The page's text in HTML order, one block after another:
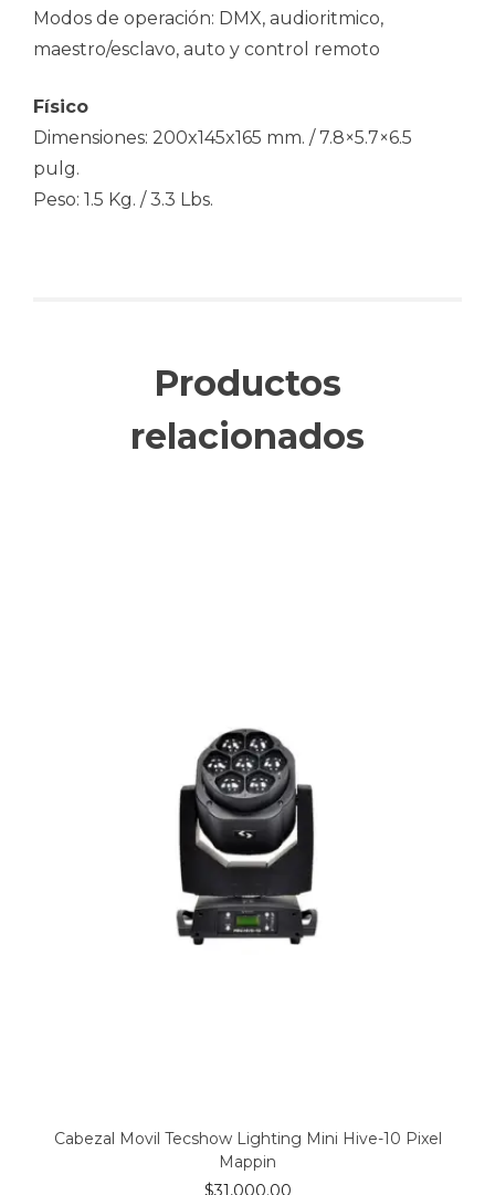
Modos de operación: DMX, audioritmico,
maestro/esclavo, auto y control remoto
Físico
Dimensiones: 200x145x165 mm. / 7.8×5.7×6.5
pulg.
Peso: 1.5 Kg. / 3.3 Lbs.
Productos
relacionados
Cabezal Movil Tecshow Lighting Mini Hive-10 Pixel
Mappin
$31,000.00